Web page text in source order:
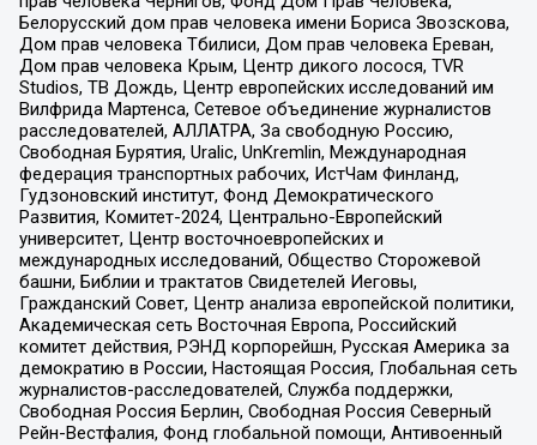
Белорусский дом прав человека имени Бориса Звозскова,
Дом прав человека Тбилиси, Дом прав человека Ереван,
Дом прав человека Крым, Центр дикого лосося, TVR
Studios, ТВ Дождь, Центр европейских исследований им
Вилфрида Мартенса, Сетевое объединение журналистов
расследователей, АЛЛАТРА, За свободную Россию,
Свободная Бурятия, Uralic, UnKremlin, Международная
федерация транспортных рабочих, ИстЧам Финланд,
Гудзоновский институт, Фонд Демократического
Развития, Комитет-2024, Центрально-Европейский
университет, Центр восточноевропейских и
международных исследований, Общество Сторожевой
башни, Библии и трактатов Свидетелей Иеговы,
Гражданский Совет, Центр анализа европейской политики,
Академическая сеть Восточная Европа, Российский
комитет действия, РЭНД корпорейшн, Русская Америка за
демократию в России, Настоящая Россия, Глобальная сеть
журналистов-расследователей, Служба поддержки,
Свободная Россия Берлин, Свободная Россия Северный
Рейн-Вестфалия, Фонд глобальной помощи, Антивоенный